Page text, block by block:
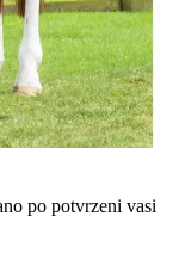
po potvrzeni vasi